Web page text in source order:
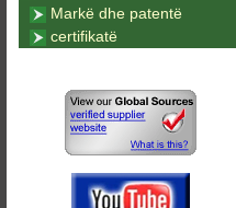
Markë dhe patentë
certifikatë